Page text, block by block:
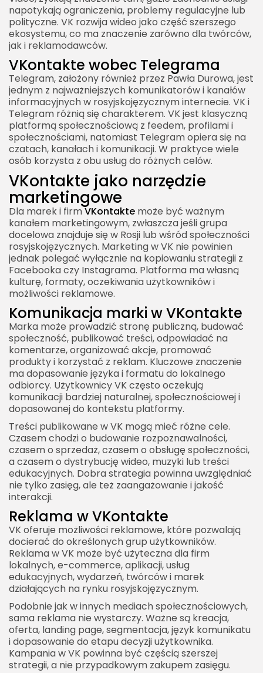
napotykają ograniczenia, problemy regulacyjne lub
polityczne. VK rozwija wideo jako część szerszego
ekosystemu, co ma znaczenie zarówno dla twórców,
jak i reklamodawców.
VKontakte wobec Telegrama
Telegram, założony również przez Pawła Durowa, jest
jednym z najważniejszych komunikatorów i kanałów
informacyjnych w rosyjskojęzycznym internecie. VK i
Telegram różnią się charakterem. VK jest klasyczną
platformą społecznościową z feedem, profilami i
społecznościami, natomiast Telegram opiera się na
czatach, kanałach i komunikacji. W praktyce wiele
osób korzysta z obu usług do różnych celów.
VKontakte jako narzędzie
marketingowe
Dla marek i firmVKontakte może być ważnym
kanałem marketingowym, zwłaszcza jeśli grupa
docelowa znajduje się w Rosji lub wśród społeczności
rosyjskojęzycznych. Marketing w VK nie powinien
jednak polegać wyłącznie na kopiowaniu strategii z
Facebooka czy Instagrama. Platforma ma własną
kulturę, formaty, oczekiwania użytkowników i
możliwości reklamowe.
Komunikacja marki w VKontakte
Marka może prowadzić stronę publiczną, budować
społeczność, publikować treści, odpowiadać na
komentarze, organizować akcje, promować
produkty i korzystać z reklam. Kluczowe znaczenie
ma dopasowanie języka i formatu do lokalnego
odbiorcy. Użytkownicy VK często oczekują
komunikacji bardziej naturalnej, społecznościowej i
dopasowanej do kontekstu platformy.
Treści publikowane w VK mogą mieć różne cele.
Czasem chodzi o budowanie rozpoznawalności,
czasem o sprzedaż, czasem o obsługę społeczności,
a czasem o dystrybucję wideo, muzyki lub treści
edukacyjnych. Dobra strategia powinna uwzględniać
nie tylko zasięg, ale też zaangażowanie i jakość
interakcji.
Reklama w VKontakte
VK oferuje możliwości reklamowe, które pozwalają
docierać do określonych grup użytkowników.
Reklama w VK może być użyteczna dla firm
lokalnych, e-commerce, aplikacji, usług
edukacyjnych, wydarzeń, twórców i marek
działających na rynku rosyjskojęzycznym.
Podobnie jak w innych mediach społecznościowych,
sama reklama nie wystarczy. Ważne są kreacja,
oferta, landing page, segmentacja, język komunikatu
i dopasowanie do etapu decyzji użytkownika.
Kampania w VK powinna być częścią szerszej
strategii, a nie przypadkowym zakupem zasięgu.